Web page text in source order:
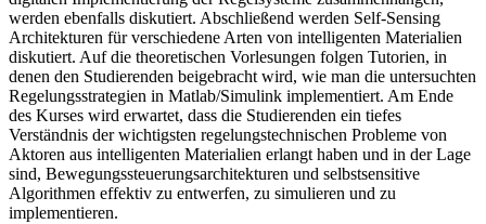
werden ebenfalls diskutiert. Abschließend werden Self-Sensing
Architekturen für verschiedene Arten von intelligenten Materialien
diskutiert. Auf die theoretischen Vorlesungen folgen Tutorien, in
denen den Studierenden beigebracht wird, wie man die untersuchten
Regelungsstrategien in Matlab/Simulink implementiert. Am Ende
des Kurses wird erwartet, dass die Studierenden ein tiefes
Verständnis der wichtigsten regelungstechnischen Probleme von
Aktoren aus intelligenten Materialien erlangt haben und in der Lage
sind, Bewegungssteuerungsarchitekturen und selbstsensitive
Algorithmen effektiv zu entwerfen, zu simulieren und zu
implementieren.